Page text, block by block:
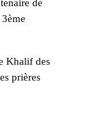
de
Khalif des
prières